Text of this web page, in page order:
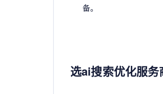
备。
选ai搜索优化服